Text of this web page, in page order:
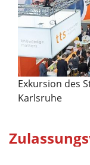
Exkursion des
Karlsruhe